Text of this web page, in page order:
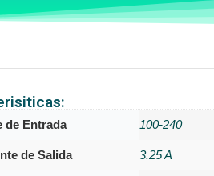
de Entrada 100-240
de Salida 3.25 A